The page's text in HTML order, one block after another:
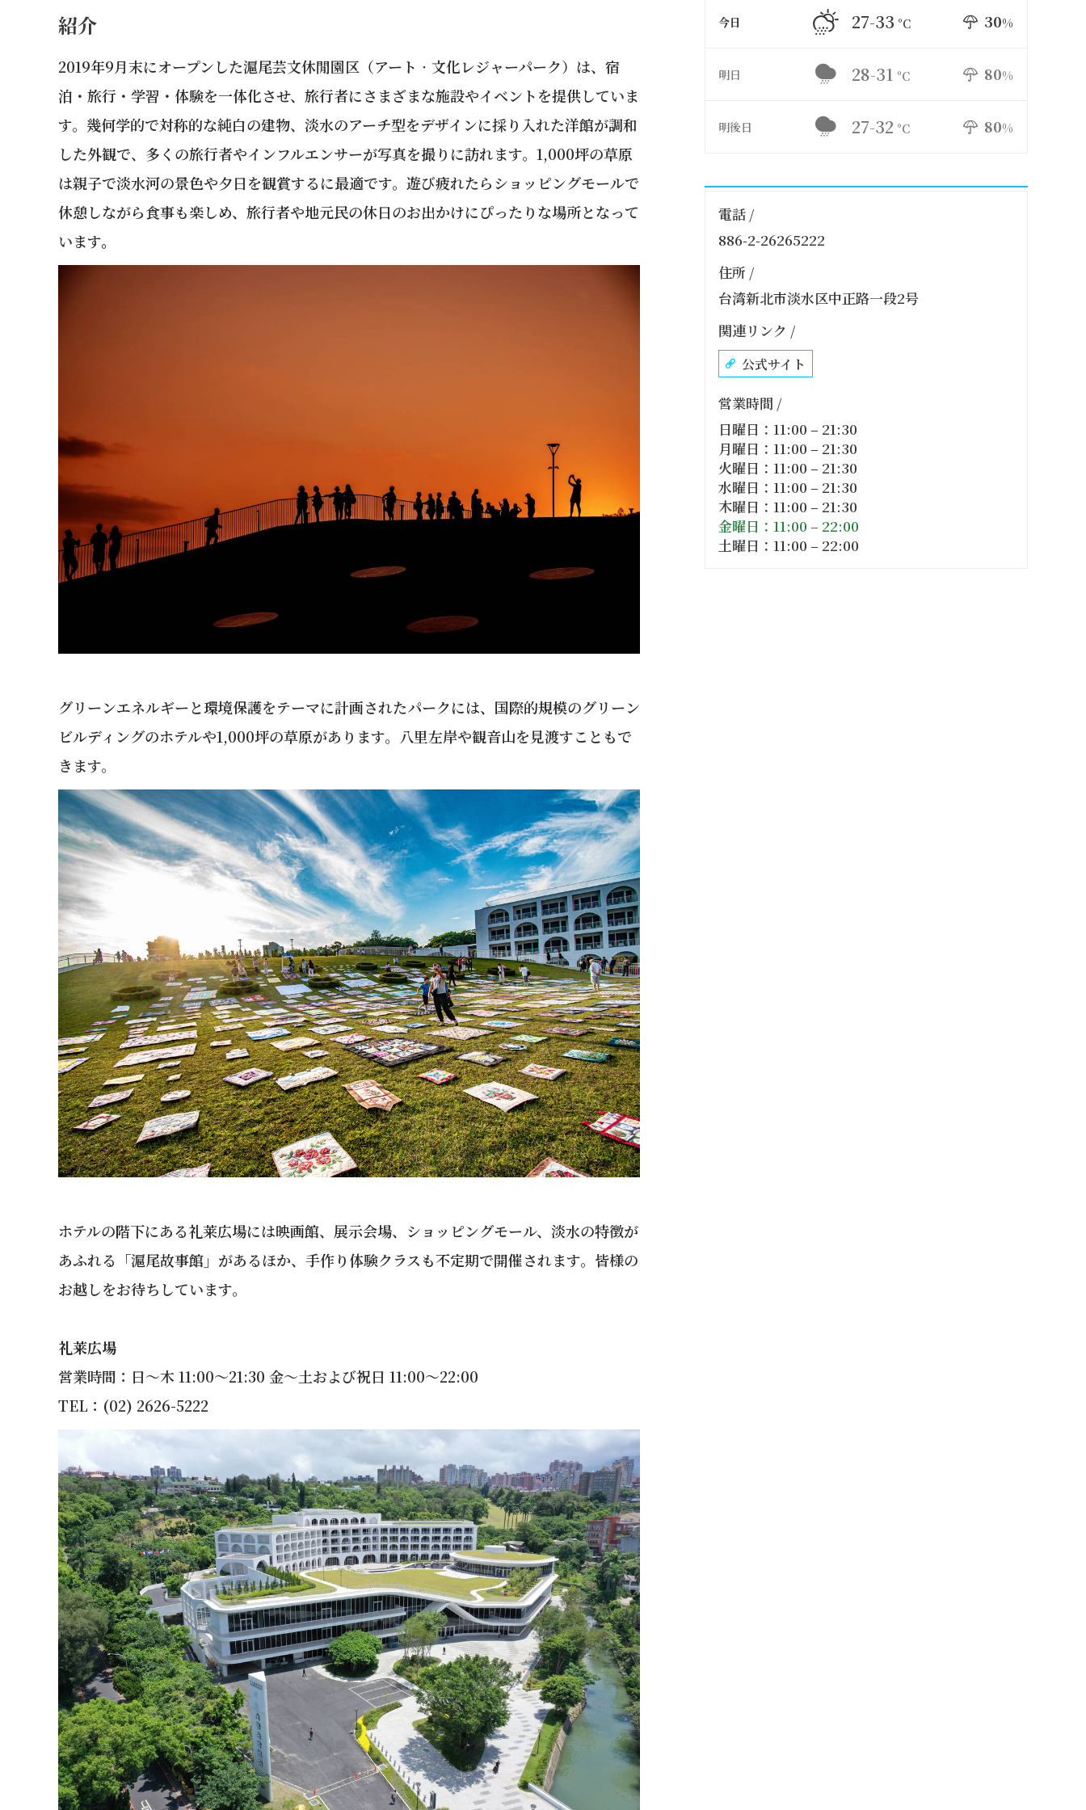
紹介
2019年9月末にオープンした滬尾芸文休閒園区（アート‧文化レジャーパーク）は、宿
泊・旅行・学習・体験を一体化させ、旅行者にさまざまな施設やイベントを提供していま
す。幾何学的で対称的な純白の建物、淡水のアーチ型をデザインに採り入れた洋館が調和
した外観で、多くの旅行者やインフルエンサーが写真を撮りに訪れます。1,000坪の草原
は親子で淡水河の景色や夕日を観賞するに最適です。遊び疲れたらショッピングモールで
休憩しながら食事も楽しめ、旅行者や地元民の休日のお出かけにぴったりな場所となって
います。
グリーンエネルギーと環境保護をテーマに計画されたパークには、国際的規模のグリーン
ビルディングのホテルや1,000坪の草原があります。八里左岸や観音山を見渡すこともで
きます。
ホテルの階下にある礼莱広場には映画館、展示会場、ショッピングモール、淡水の特徴が
あふれる「滬尾故事館」があるほか、手作り体験クラスも不定期で開催されます。皆様の
お越しをお待ちしています。
礼莱広場
営業時間：日～木 11:00～21:30 金～土および祝日 11:00～22:00
TEL：(02) 2626-5222
今日 27-33 °C 30%
明日 28-31 °C 80%
明後日 27-32 °C 80%
電話 /
886-2-26265222
住所 /
台湾新北市淡水区中正路一段2号
関連リンク /
公式サイト
営業時間 /
日曜日：11:00 – 21:30
月曜日：11:00 – 21:30
火曜日：11:00 – 21:30
水曜日：11:00 – 21:30
木曜日：11:00 – 21:30
金曜日：11:00 – 22:00
土曜日：11:00 – 22:00